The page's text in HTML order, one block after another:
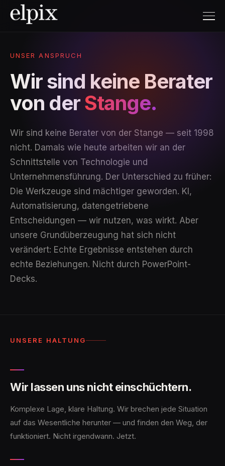
UNSER ANSPRUCH
Wir sind keine Berater
von derStange.
Wir sind keine Berater von der Stange — seit 1998
nicht. Damals wie heute arbeiten wir an der
Schnittstelle von Technologie und
Unternehmensführung. Der Unterschied zu früher:
Die Werkzeuge sind mächtiger geworden. KI,
Automatisierung, datengetriebene
Entscheidungen — wir nutzen, was wirkt. Aber
unsere Grundüberzeugung hat sich nicht
verändert: Echte Ergebnisse entstehen durch
echte Beziehungen. Nicht durch PowerPoint-
Decks.
UNSERE HALTUNG
Wir lassen uns nicht einschüchtern.
Komplexe Lage, klare Haltung. Wir brechen jede Situation
auf das Wesentliche herunter — und finden den Weg, der
funktioniert. Nicht irgendwann. Jetzt.